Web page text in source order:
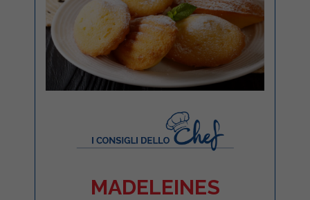
MADELEINES